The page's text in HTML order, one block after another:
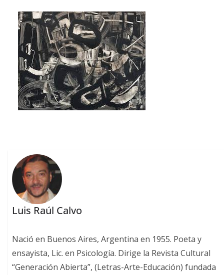
Luis Raúl Calvo
Nació en Buenos Aires, Argentina en 1955. Poeta y
ensayista, Lic. en Psicología. Dirige la Revista Cultural
“Generación Abierta”, (Letras-Arte-Educación) fundada